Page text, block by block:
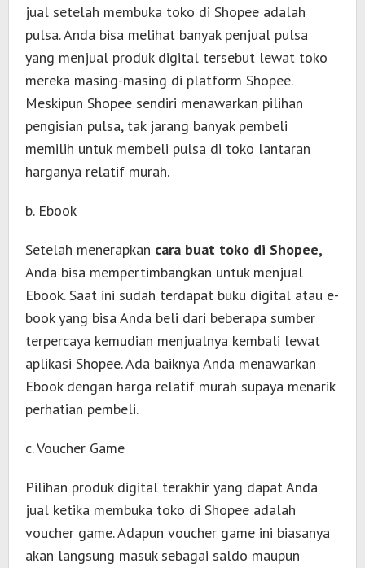
jual setelah membuka toko di Shopee adalah
pulsa. Anda bisa melihat banyak penjual pulsa
yang menjual produk digital tersebut lewat toko
mereka masing-masing di platform Shopee.
Meskipun Shopee sendiri menawarkan pilihan
pengisian pulsa, tak jarang banyak pembeli
memilih untuk membeli pulsa di toko lantaran
harganya relatif murah.
b. Ebook
Setelah menerapkan cara buat toko di Shopee,
Anda bisa mempertimbangkan untuk menjual
Ebook. Saat ini sudah terdapat buku digital atau e-
book yang bisa Anda beli dari beberapa sumber
terpercaya kemudian menjualnya kembali lewat
aplikasi Shopee. Ada baiknya Anda menawarkan
Ebook dengan harga relatif murah supaya menarik
perhatian pembeli.
c. Voucher Game
Pilihan produk digital terakhir yang dapat Anda
jual ketika membuka toko di Shopee adalah
voucher game. Adapun voucher game ini biasanya
akan langsung masuk sebagai saldo maupun